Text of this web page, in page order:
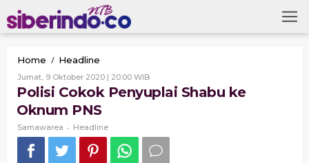
to
content
Home / Headline
Cokok
Penyuplai
Shabu
ke
PNS
Jumat, 9 Oktober 2020 | 20:00 WIBOleh
Samawarea
Polisi Cokok Penyuplai Shabu ke
Oknum PNS
Samawarea - Headline